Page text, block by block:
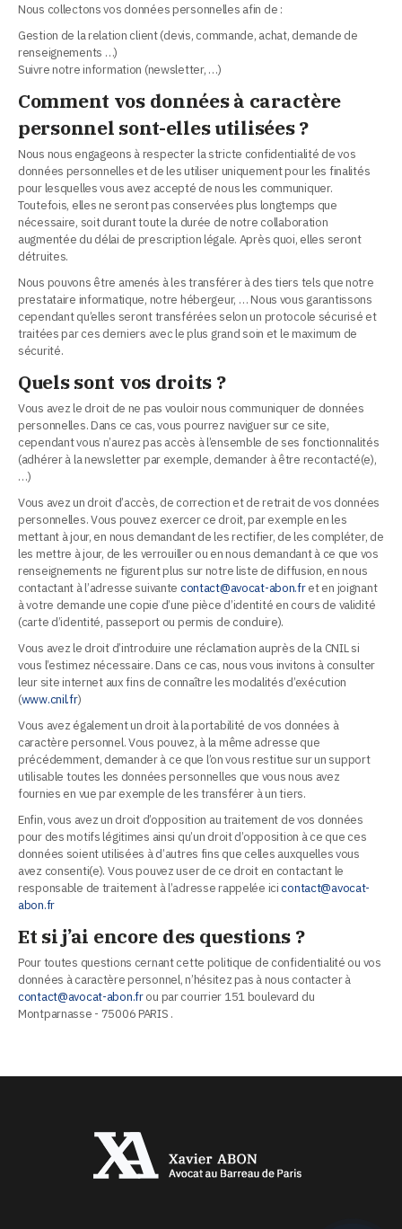
Nous collectons vos données personnelles afin de :
Gestion de la relation client (devis, commande, achat, demande de
renseignements …)
Suivre notre information (newsletter, …)
Comment vos données à caractère
personnel sont-elles utilisées ?
Nous nous engageons à respecter la stricte confidentialité de vos
données personnelles et de les utiliser uniquement pour les finalités
pour lesquelles vous avez accepté de nous les communiquer.
Toutefois, elles ne seront pas conservées plus longtemps que
nécessaire, soit durant toute la durée de notre collaboration
augmentée du délai de prescription légale. Après quoi, elles seront
détruites.
Nous pouvons être amenés à les transférer à des tiers tels que notre
prestataire informatique, notre hébergeur, … Nous vous garantissons
cependant qu’elles seront transférées selon un protocole sécurisé et
traitées par ces derniers avec le plus grand soin et le maximum de
sécurité.
Quels sont vos droits ?
Vous avez le droit de ne pas vouloir nous communiquer de données
personnelles. Dans ce cas, vous pourrez naviguer sur ce site,
cependant vous n’aurez pas accès à l’ensemble de ses fonctionnalités
(adhérer à la newsletter par exemple, demander à être recontacté(e),
…)
Vous avez un droit d’accès, de correction et de retrait de vos données
personnelles. Vous pouvez exercer ce droit, par exemple en les
mettant à jour, en nous demandant de les rectifier, de les compléter, de
les mettre à jour, de les verrouiller ou en nous demandant à ce que vos
renseignements ne figurent plus sur notre liste de diffusion, en nous
contactant à l’adresse suivante contact@avocat-abon.fret en joignant
à votre demande une copie d’une pièce d’identité en cours de validité
(carte d’identité, passeport ou permis de conduire).
Vous avez le droit d’introduire une réclamation auprès de la CNIL si
vous l’estimez nécessaire. Dans ce cas, nous vous invitons à consulter
leur site internet aux fins de connaître les modalités d’exécution
(www.cnil.fr)
Vous avez également un droit à la portabilité de vos données à
caractère personnel. Vous pouvez, à la même adresse que
précédemment, demander à ce que l’on vous restitue sur un support
utilisable toutes les données personnelles que vous nous avez
fournies en vue par exemple de les transférer à un tiers.
Enfin, vous avez un droit d’opposition au traitement de vos données
pour des motifs légitimes ainsi qu’un droit d’opposition à ce que ces
données soient utilisées à d’autres fins que celles auxquelles vous
avez consenti(e). Vous pouvez user de ce droit en contactant le
responsable de traitement à l’adresse rappelée icicontact@avocat-
abon.fr
Et si j’ai encore des questions ?
Pour toutes questions cernant cette politique de confidentialité ou vos
données à caractère personnel, n’hésitez pas à nous contacter à
contact@avocat-abon.frou par courrier 151 boulevard du
Montparnasse - 75006 PARIS .